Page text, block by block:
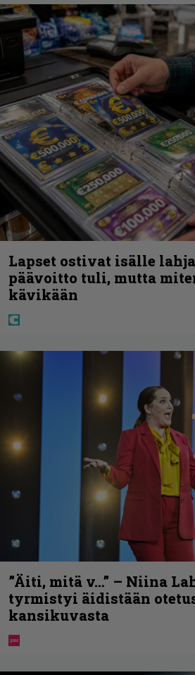
Lapset ostivat isälle
päävoitto tuli, mutta
kävikään
”Äiti, mitä v…” – Niina
tyrmistyi äidistään
kansikuvasta